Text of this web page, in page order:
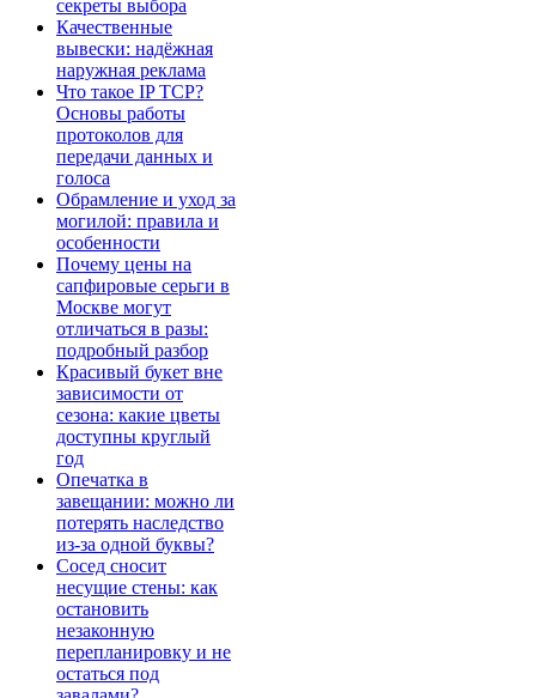
секреты выбора
Качественные
вывески: надёжная
наружная реклама
Что такое IP TCP?
Основы работы
протоколов для
передачи данных и
голоса
Обрамление и уход за
могилой: правила и
особенности
Почему цены на
сапфировые серьги в
Москве могут
отличаться в разы:
подробный разбор
Красивый букет вне
зависимости от
сезона: какие цветы
доступны круглый
год
Опечатка в
завещании: можно ли
потерять наследство
из-за одной буквы?
Сосед сносит
несущие стены: как
остановить
незаконную
перепланировку и не
остаться под